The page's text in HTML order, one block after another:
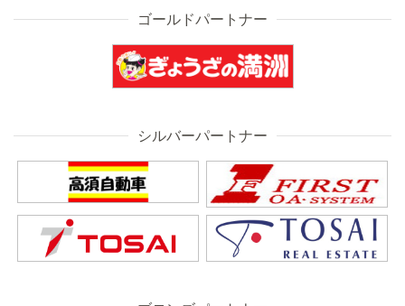
ゴールドパートナー
シルバーパートナー